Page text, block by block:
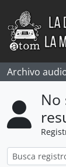
Skip to main
Archivo
No